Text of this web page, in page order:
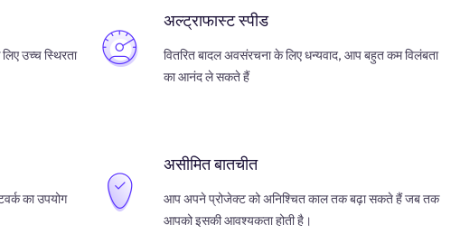
उच्च स्थिरता
अल्ट्राफास्ट स्पीड
वितरित बादल अवसंरचना के लिए धन्यवाद, आप बहुत कम विलंबता
का आनंद ले सकते हैं
का उपयोग
असीमित बातचीत
आप अपने प्रोजेक्ट को अनिश्चित काल तक बढ़ा सकते हैं जब तक
आपको इसकी आवश्यकता होती है।